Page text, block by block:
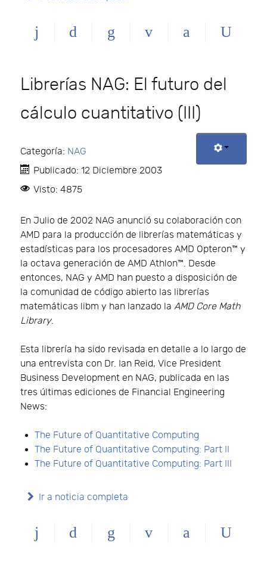
Librerías NAG: El futuro del
cálculo cuantitativo (III)
Categoría: NAG
Publicado: 12 Diciembre 2003
Visto: 4875
En Julio de 2002 NAG anunció su colaboración con
AMD para la producción de librerías matemáticas y
estadísticas para los procesadores AMD Opteron™ y
la octava generación de AMD Athlon™. Desde
entonces, NAG y AMD han puesto a disposición de
la comunidad de código abierto las librerías
matemáticas libm y han lanzado la AMD Core Math
Library.
Esta librería ha sido revisada en detalle a lo largo de
una entrevista con Dr. Ian Reid, Vice President
Business Development en NAG, publicada en las
tres últimas ediciones de Financial Engineering
News:
The Future of Quantitative Computing
The Future of Quantitative Computing: Part II
The Future of Quantitative Computing: Part III
Ir a noticia completa